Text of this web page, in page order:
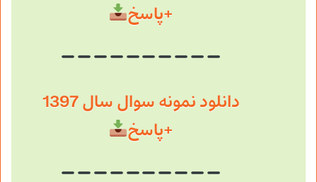
+پاسخ
دانلود نمونه سوال سال 1397
+پاسخ